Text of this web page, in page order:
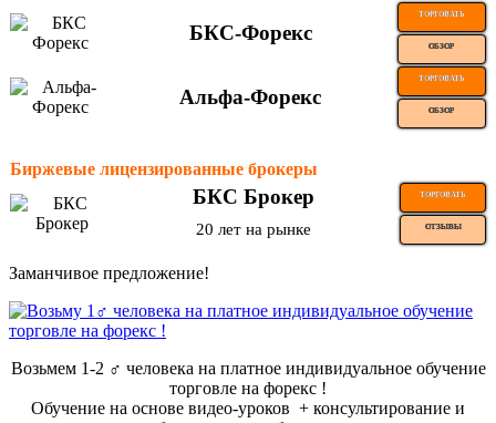
БКС-Форекс
ТОРГОВАТЬ
ОБЗОР
Альфа-Форекс
ТОРГОВАТЬ
ОБЗОР
Биржевые лицензированные брокеры
БКС Брокер ТОРГОВАТЬ
20 лет на рынке ОТЗЫВЫ
Заманчивое предложение!
Возьмем 1-2 ‍♂️ человека на платное индивидуальное обучение
торговле на форекс !
Обучение на основе видео-уроков ️ + консультирование и